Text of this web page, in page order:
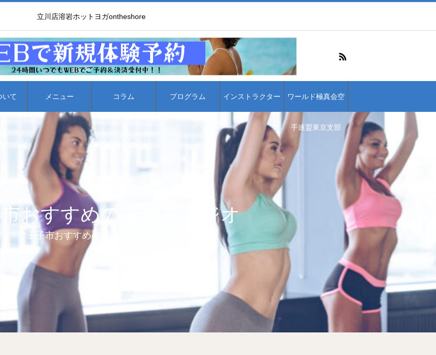
立川店溶岩ホットヨガontheshore
いて メニュー コラム プログラム インストラクター ワールド極真会空
手連盟東京支部
おすすめのヨがスタジオ
王子市おすすめのヨがスタジオ